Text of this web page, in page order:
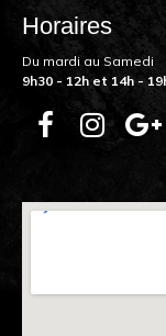
Horaires
Du mardi au Samedi
9h30 - 12h et 14h -